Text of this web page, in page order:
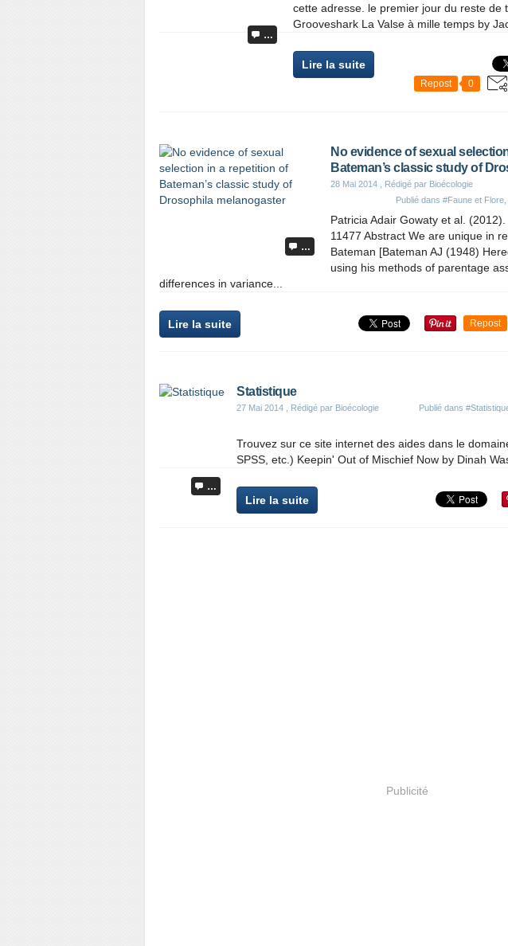
…
cette adresse. le premier jour du reste de
Grooveshark La Valse à mille temps by
Lire la suite
Repost 0
…
No evidence of sexual
Bateman’s classic study of
28 Mai 2014 , Rédigé par Bioécologie
Publié dans #Faune et Flore
Patricia Adair Gowaty et al.
11477 Abstract We are unique in
Bateman [Bateman AJ (1948)
using his methods of parentage
differences in variance...
Lire la suite Repost
…
Statistique
27 Mai 2014 , Rédigé par Bioécologie Publié dans
Trouvez sur ce site internet des aides dans le
SPSS, etc.) Keepin' Out of Mischief Now by Dinah
Lire la suite
Publicité